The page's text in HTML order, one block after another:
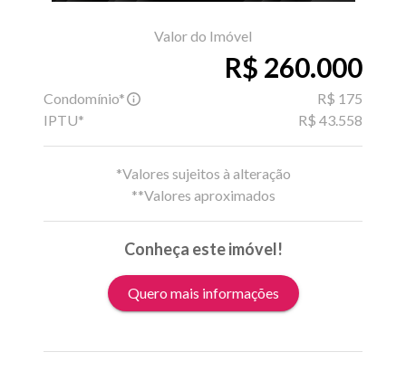
Valor do Imóvel
R$ 260.000
Condomínio*
R$ 175
IPTU*
R$ 43.558
*Valores sujeitos à alteração
**Valores aproximados
Conheça este imóvel!
Quero mais informações